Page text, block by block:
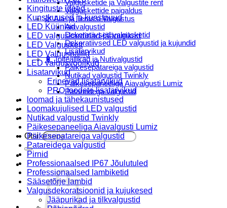
Valgusketide ja Valgustite rent
Valguskettide paigaldus
🌿 Aia- ja Terassi Valgustus
Aiavalgustid
Dekoratiivsed valgusketid
Dekoratiivsed LED valgustid ja kujundid
Lisatarvikud
🔋 Toiteallikad ja Nutivalgustid
Päikesepatareiga valgustid
Nutikad valgustid Twinkly
Päikesepaneeliga Aiavalgusti Lumiz
Patareidega valgustid
Päikeselaternad Lumiz
Valguskettide paigaldus
Blogi
Otsi:
Kingituste ideed
Kunstkuused ja kunstpuud
LED Küünlad
LED valguskardinad-jääpurikad
LED Valguskett
LED Valguspallid
LED valgusvoolikud
Lisatarvikud
Erinevad lisatarvikud
PRO toodete lisatarvikud
loomad ja tähekaunistused
Loomakujulised LED valgustid
Nutikad valgustid Twinkly
Päikesepaneeliga Aiavalgusti Lumiz
Päikesepatareiga valgustid
Patareidega valgustid
Pirnid
Professionaalsed IP67 Jõulutuled
Professionaalsed lambiketid
Sääsetõrje lambid
Valgusdekoratsioonid ja kujukesed
Jääpurikad ja tilkvalgustid